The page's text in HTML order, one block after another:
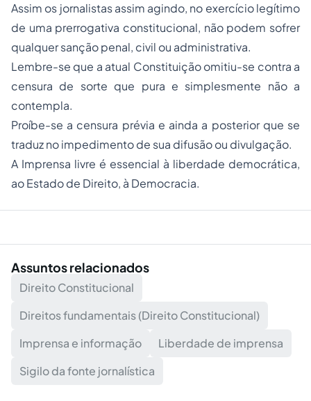
Assim os jornalistas assim agindo, no exercício legítimo
de uma prerrogativa constitucional, não podem sofrer
qualquer sanção penal, civil ou administrativa.
Lembre-se que a atual Constituição omitiu-se contra a
censura de sorte que pura e simplesmente não a
contempla.
Proíbe-se a censura prévia e ainda a posterior que se
traduz no impedimento de sua difusão ou divulgação.
A Imprensa livre é essencial à liberdade democrática,
ao Estado de Direito, à Democracia.
Assuntos relacionados
Direito Constitucional
Direitos fundamentais (Direito Constitucional)
Imprensa e informação
Liberdade de imprensa
Sigilo da fonte jornalística